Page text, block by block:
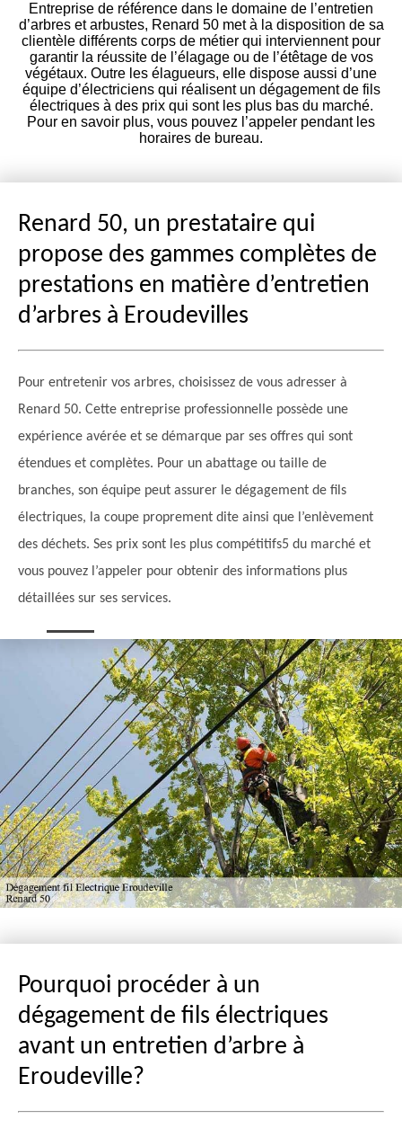
Entreprise de référence dans le domaine de l’entretien
d’arbres et arbustes, Renard 50 met à la disposition de sa
clientèle différents corps de métier qui interviennent pour
garantir la réussite de l’élagage ou de l’étêtage de vos
végétaux. Outre les élagueurs, elle dispose aussi d’une
équipe d’électriciens qui réalisent un dégagement de fils
électriques à des prix qui sont les plus bas du marché.
Pour en savoir plus, vous pouvez l’appeler pendant les
horaires de bureau.
Renard 50, un prestataire qui
propose des gammes complètes de
prestations en matière d’entretien
d’arbres à Eroudevilles
Pour entretenir vos arbres, choisissez de vous adresser à
Renard 50. Cette entreprise professionnelle possède une
expérience avérée et se démarque par ses offres qui sont
étendues et complètes. Pour un abattage ou taille de
branches, son équipe peut assurer le dégagement de fils
électriques, la coupe proprement dite ainsi que l’enlèvement
des déchets. Ses prix sont les plus compétitifs5 du marché et
vous pouvez l’appeler pour obtenir des informations plus
détaillées sur ses services.
Pourquoi procéder à un
dégagement de fils électriques
avant un entretien d’arbre à
Eroudeville?